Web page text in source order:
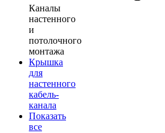
Каналы
настенного
и
потолочного
монтажа
Крышка
для
настенного
кабель-
канала
Показать
все